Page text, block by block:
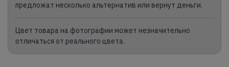
предложат несколько альтернатив или вернут деньги.
Цвет товара на фотографии может незначительно
отличаться от реального цвета.